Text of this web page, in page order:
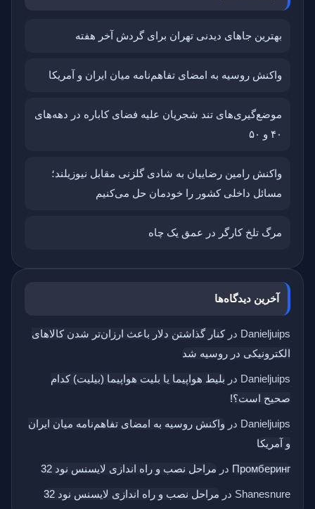
بهترین جاهای دیدنی تهران برای گردش آخر هفته
واکنش روسیه به امضای تفاهم‌نامه میان ایران و آمریکا
موضع‌گیری‌های تند شجریان علیه فضای کاباره در دهه‌های
۴۰ و ۵۰
واکنش رامین رضاییان به شادی گلزنی مقابل نیوزیلند؛
مسائل داخلی کشور را خودمان حل می‌کنیم
مرگ تلخ کارگر در عمق یک چاه
آخرین دیدگاه‌ها
Danieljuips درکنار گذاشتن دلار باعث ارزان‌تر شدن کالاهای
الکترونیکی در روسیه شد
Danieljuips در بلیط هواپیما یا بلیت هواپیما (بیلیت) کدام
صحیح است؟!
Danieljuips در واکنش روسیه به امضای تفاهم‌نامه میان ایران
و آمریکا
Промберинг در مراحل نصب و راه اندازی لایسنس نود 32
Shanesnure در مراحل نصب و راه اندازی لایسنس نود 32